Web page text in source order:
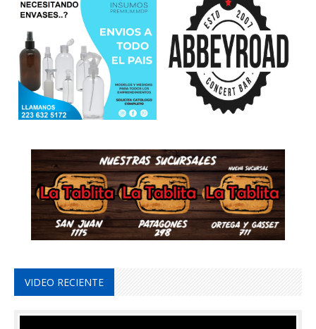
VIDEO RECIENTE